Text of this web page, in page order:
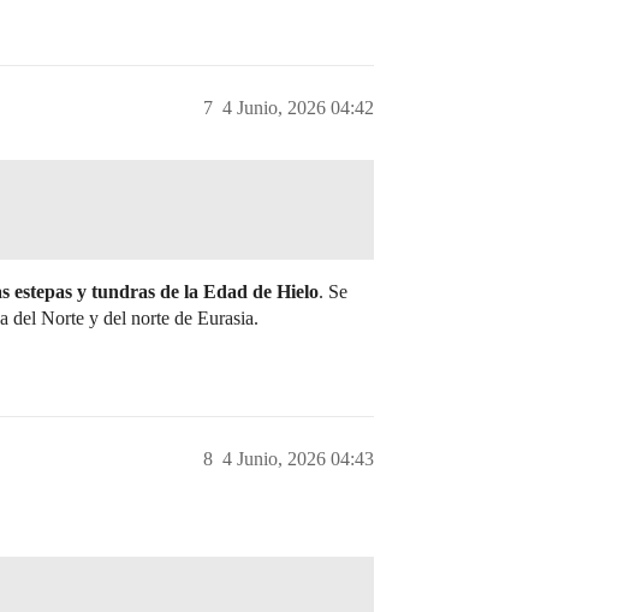
4 Junio, 2026 04:42
7
estepas y tundras de la Edad de Hielo. Se
del Norte y del norte de Eurasia.
4 Junio, 2026 04:43
8